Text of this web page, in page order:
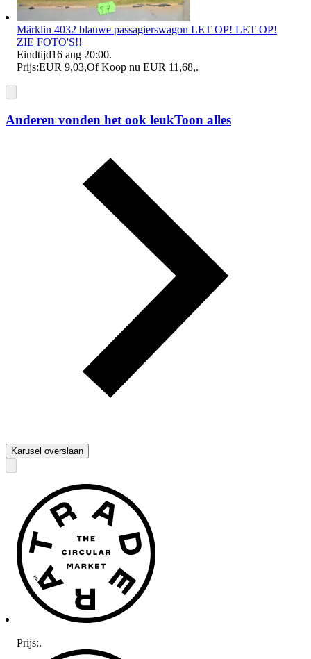
Märklin 4032 blauwe passagierswagon LET OP! LET OP!
ZIE FOTO'S!!
Eindtijd16 aug 20:00.
Prijs:EUR 9,03,Of Koop nu EUR 11,68,.
Anderen vonden het ook leukToon alles
Karusel overslaan
Prijs:.